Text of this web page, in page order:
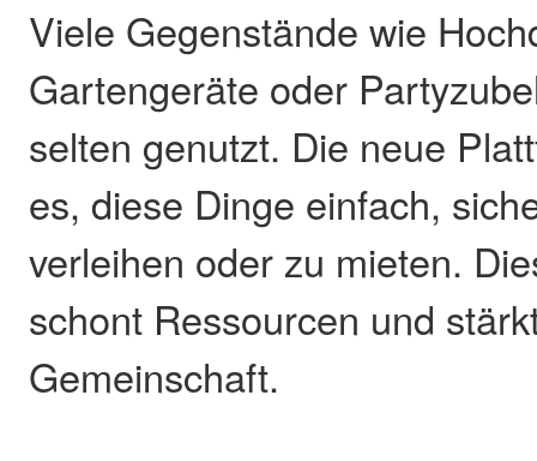
Viele Gegenstände wie
Gartengeräte oder
selten genutzt. Die neue
es, diese Dinge einfach,
verleihen oder zu mieten.
schont Ressourcen und
Gemeinschaft.